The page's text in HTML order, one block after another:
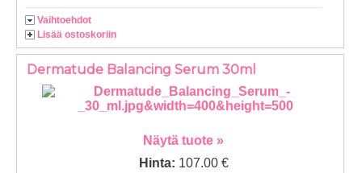
Vaihtoehdot
Lisää ostoskoriin
Dermatude Balancing Serum 30ml
Näytä tuote »
Hinta: 107.00 €